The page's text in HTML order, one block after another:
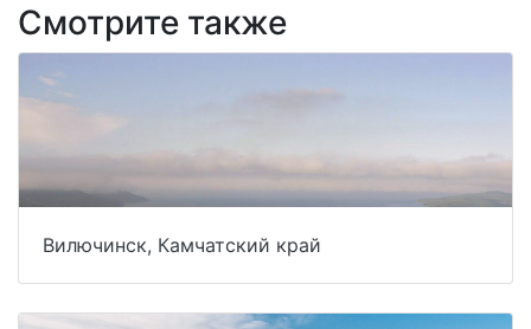
Смотрите также
Вилючинск, Камчатский край